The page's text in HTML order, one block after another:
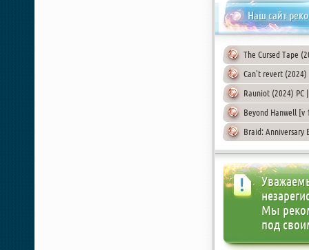
Наш сайт
The Cursed Tape
Can't revert (2024)
Rauniot (2024) PC
Beyond Hanwell [v
Braid: Anniversary
Мы
под